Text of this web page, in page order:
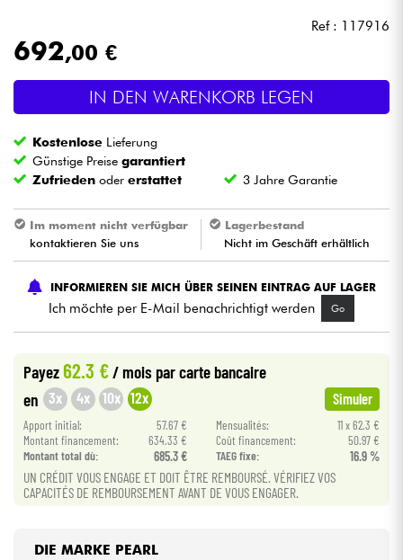
Live-Sound
Licht
Drums
Violinen & Quartett
Kinder
HiFi
Bundle
Sehen Sie sich unsere Marken an
Ref : 117916
692,00 €
IN DEN WARENKORB LEGEN
Kostenlose Lieferung
Günstige Preisegarantiert
Zufrieden odererstattet 3 Jahre Garantie
Im moment nicht verfügbar
kontaktieren Sie uns
Lagerbestand
Nicht im Geschäft erhältlich
INFORMIEREN SIE MICH ÜBER SEINEN EINTRAG AUF LAGER
Ich möchte per E-Mail benachrichtigt werden Go
Payez62.3 €/ mois par carte bancaire
en 3x 4x 10x 12x Simuler
Apport initial: 57.67 € Mensualités:
11 x 62.3 €
Montant financement:
634.33 € Coût financement:
50.97 €
Montant total dù:
685.3 € TAEG fixe: 16.9 %
UN CRÉDIT VOUS ENGAGE ET DOIT ÊTRE REMBOURSÉ. VÉRIFIEZ VOS
CAPACITÉS DE REMBOURSEMENT AVANT DE VOUS ENGAGER.
DIE MARKE PEARL